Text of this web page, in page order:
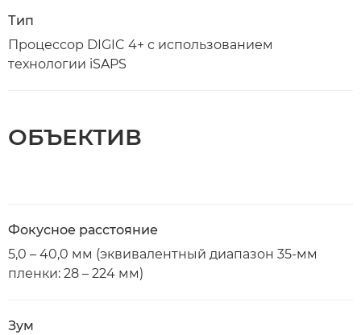
Тип
Процессор DIGIC 4+ с использованием
технологии iSAPS
ОБЪЕКТИВ
Фокусное расстояние
5,0 – 40,0 мм (эквивалентный диапазон 35-мм
пленки: 28 – 224 мм)
Зум